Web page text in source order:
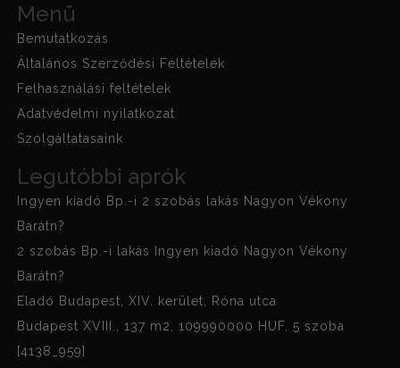
Menü
Bemutatkozás
Általános Szerződési Feltételek
Felhasználási feltételek
Adatvédelmi nyilatkozat
Szolgáltatasaink
Legutóbbi aprók
Ingyen kiadó Bp.-i 2 szobás lakás Nagyon Vékony
Barátn?
2 szobás Bp.-i lakás Ingyen kiadó Nagyon Vékony
Barátn?
Eladó Budapest, XIV. kerület, Róna utca
Budapest XVIII., 137 m2, 109990000 HUF, 5 szoba
[4138_959]